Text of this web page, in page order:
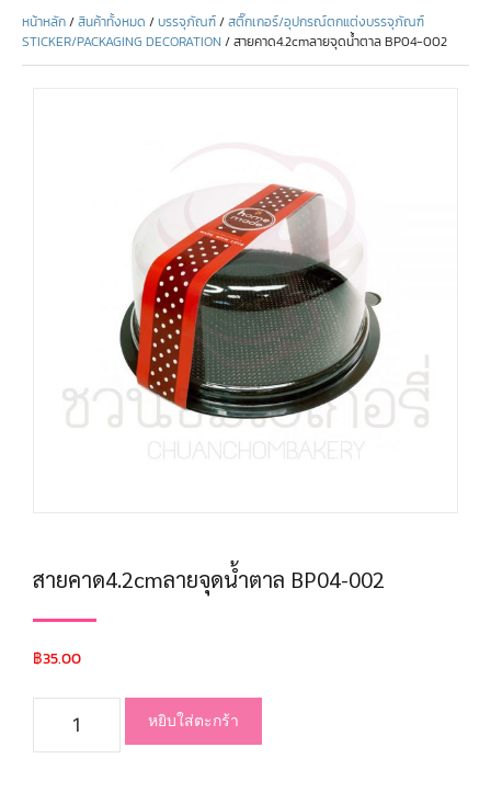
หน้าหลัก/สินค้าทั้งหมด /บรรจุภัณฑ์/สติ๊กเกอร์/อุปกรณ์ตกแต่งบรรจุภัณฑ์
STICKER/PACKAGING DECORATION / สายคาด4.2cmลายจุดน้ำตาล BP04-002
สายคาด4.2cmลายจุดน้ำตาล BP04-002
฿35.00
หยิบใส่ตะกร้า